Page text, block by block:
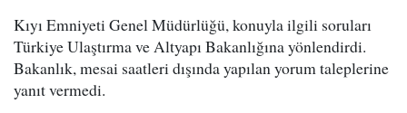
Kıyı Emniyeti Genel Müdürlüğü, konuyla ilgili soruları
Türkiye Ulaştırma ve Altyapı Bakanlığına yönlendirdi.
Bakanlık, mesai saatleri dışında yapılan yorum taleplerine
yanıt vermedi.